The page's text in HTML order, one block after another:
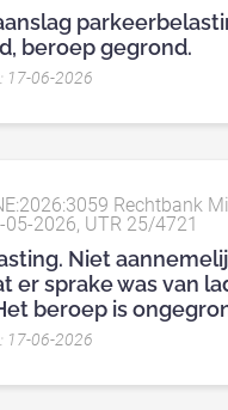
beroep gegrond.
17-06-2026
Rechtbank
05-2026, UTR 25/4721
Niet
er sprake was van
beroep is
17-06-2026